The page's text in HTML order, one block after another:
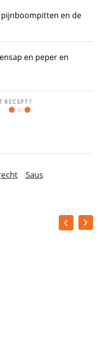
en de
en peper en
RECEPT?
Saus